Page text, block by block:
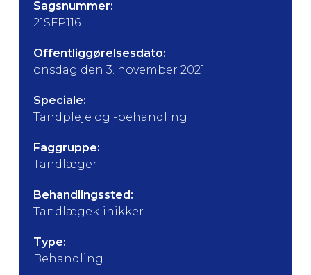
Sagsnummer:
21SFP116
Offentliggørelsesdato:
onsdag den 3. november 2021
Speciale:
Tandpleje og -behandling
Faggruppe:
Tandlæger
Behandlingssted:
Tandlægeklinikker
Type:
Behandling